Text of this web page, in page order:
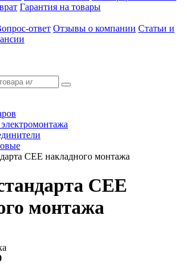
Гарантия на товары
ответ Отзывы о компании Статьи и
СЕЕ накладного монтажа
СЕЕ
монтажа